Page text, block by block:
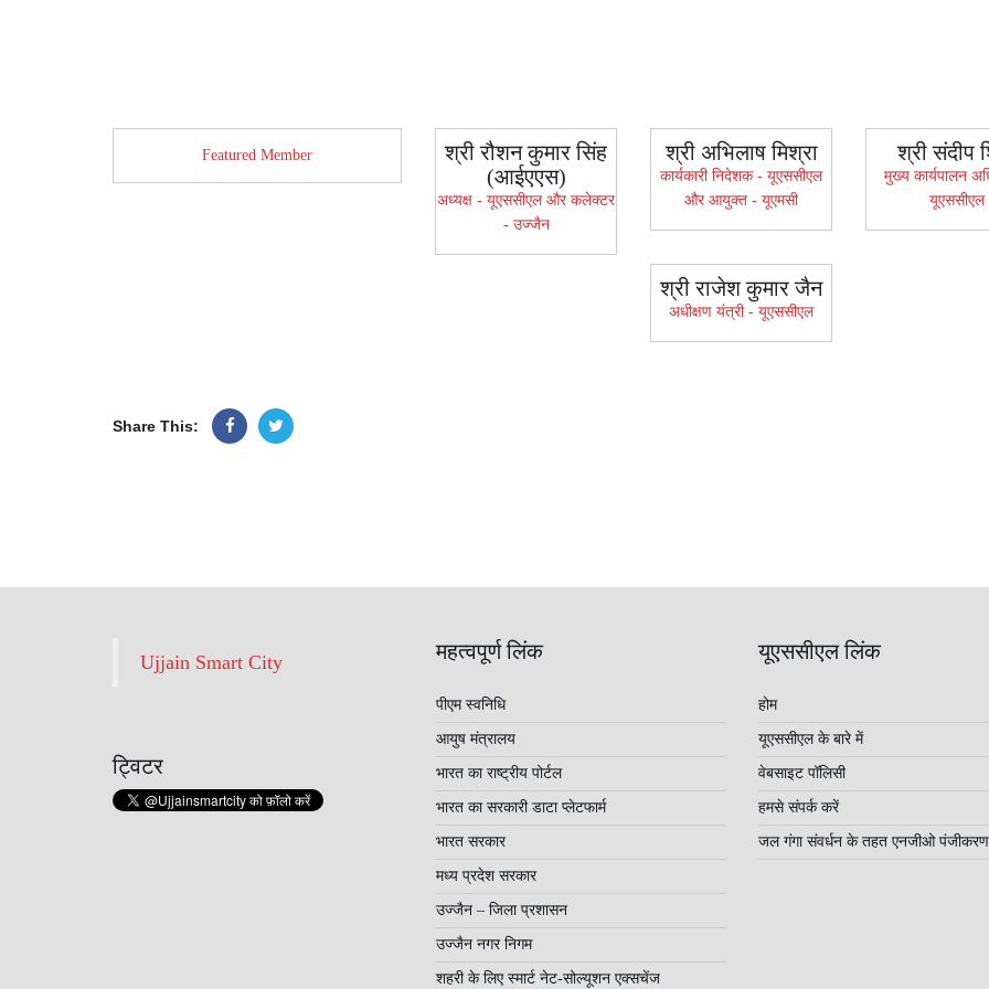
Featured Member
श्री रौशन कुमार सिंह
(आईएएस)
अध्यक्ष - यूएससीएल और कलेक्टर
- उज्जैन
श्री अभिलाष मिश्रा
कार्यकारी निदेशक - यूएससीएल
और आयुक्त - यूएमसी
श्री संदीप
मुख्य कार्यपालन
यूएससीएल
श्री राजेश कुमार जैन
अधीक्षण यंत्री - यूएससीएल
Share This:
Ujjain Smart City
ट्विटर
महत्वपूर्ण लिंक
पीएम स्वनिधि
आयुष मंत्रालय
भारत का राष्ट्रीय पोर्टल
भारत का सरकारी डाटा प्लेटफार्म
भारत सरकार
मध्य प्रदेश सरकार
उज्जैन – जिला प्रशासन
उज्जैन नगर निगम
शहरी के लिए स्मार्ट नेट-सोल्यूशन एक्सचेंज
यूएससीएल लिंक
होम
यूएससीएल के बारे में
वेबसाइट पॉलिसी
हमसे संपर्क करें
जल गंगा संवर्धन के तहत एनजीओ पंजीकरण